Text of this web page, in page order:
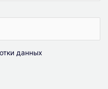
данных